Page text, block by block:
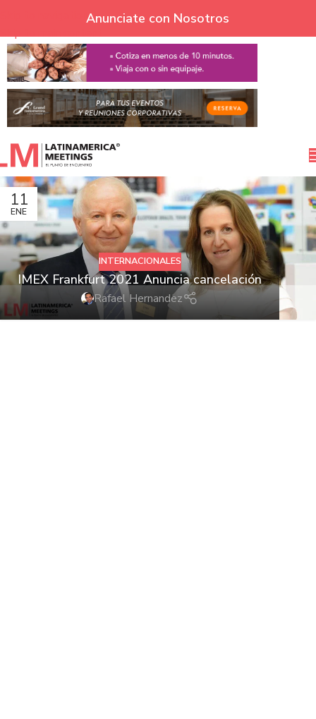
Skip to navigation
Skip to main content
Anunciate con Nosotros
11
ENE
INTERNACIONALES
IMEX Frankfurt 2021 Anuncia cancelación
Rafael Hernandez